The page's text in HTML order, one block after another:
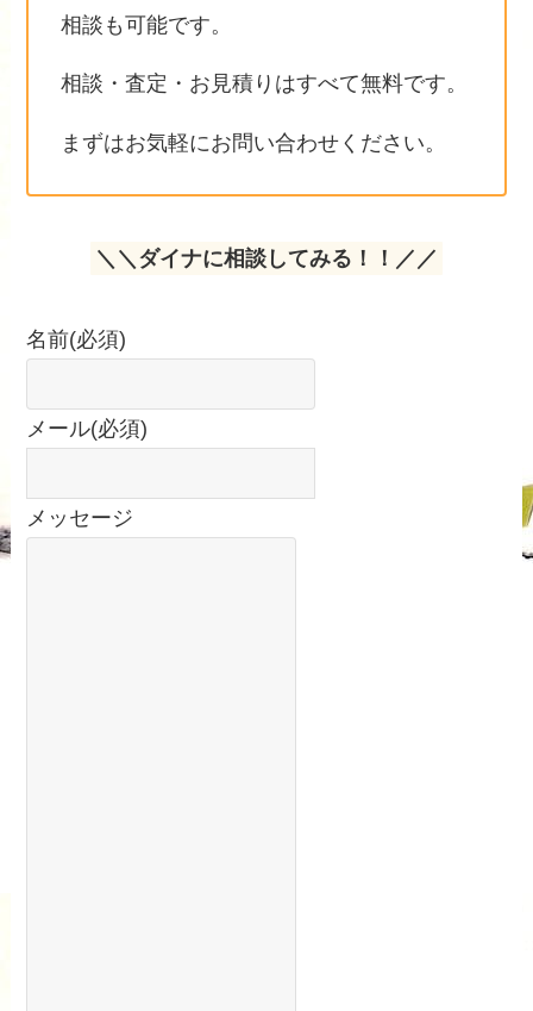
相談も可能です。
相談・査定・お見積りはすべて無料です。
まずはお気軽にお問い合わせください。
＼＼ダイナに相談してみる！！／／
名前(必須)
メール(必須)
メッセージ